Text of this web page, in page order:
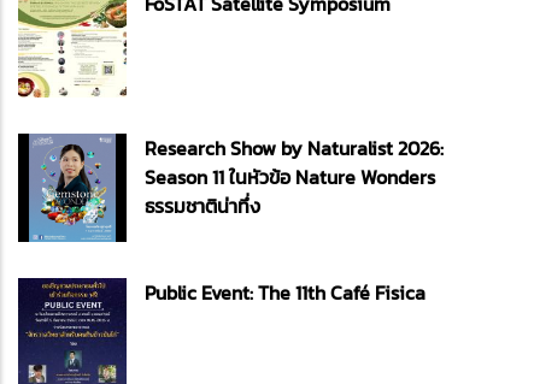
Research Show by Naturalist 2026:
Season 11 ในหัวข้อ Nature Wonders
ธรรมชาติน่าทึ่ง
Public Event: The 11th Café Fisica